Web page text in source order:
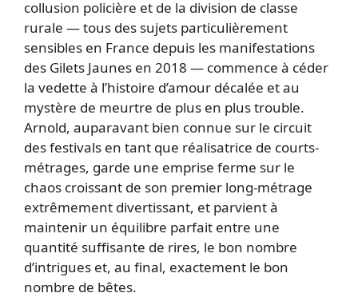
collusion policière et de la division de classe
rurale — tous des sujets particulièrement
sensibles en France depuis les manifestations
des Gilets Jaunes en 2018 — commence à céder
la vedette à l’histoire d’amour décalée et au
mystère de meurtre de plus en plus trouble.
Arnold, auparavant bien connue sur le circuit
des festivals en tant que réalisatrice de courts-
métrages, garde une emprise ferme sur le
chaos croissant de son premier long-métrage
extrêmement divertissant, et parvient à
maintenir un équilibre parfait entre une
quantité suffisante de rires, le bon nombre
d’intrigues et, au final, exactement le bon
nombre de bêtes.